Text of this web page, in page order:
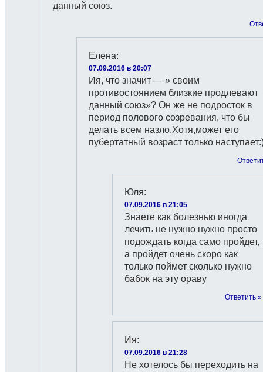
данный союз.
Елена:
07.09.2016 в 20:07
Ия, что значит — » своим
противостоянием близкие продлевают
данный союз»? Он же не подросток в
период полового созревания, что бы
делать всем назло.Хотя,может его
пубертатный возраст только
Юля:
07.09.2016 в 21:05
Знаете как болезнью иногда
лечить не нужно нужно просто
подождать когда само пройдет,
а пройдет очень скоро как
только поймет сколько нужно
бабок на эту ораву
Ответить »
Ия:
07.09.2016 в 21:28
Не хотелось бы переходить на